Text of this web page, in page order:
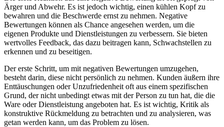
Ärger⁢ und Abwehr. ⁣Es ist jedoch⁤ wichtig, einen kühlen Kopf zu
bewahren und die Beschwerde⁣ ernst zu nehmen. Negative‌
Bewertungen​ können als Chance angesehen werden, um ​die
eigenen Produkte und Dienstleistungen ⁤zu verbessern. Sie ‌bieten
wertvolles ⁢Feedback, das dazu beitragen kann, Schwachstellen zu
erkennen und‍ zu beseitigen.
Der⁣ erste‍ Schritt, um mit negativen Bewertungen ‍umzugehen,
besteht ‌darin, diese nicht persönlich zu nehmen. Kunden ‍äußern ihre
⁣Enttäuschungen oder Unzufriedenheit oft ​aus einem spezifischen
Grund, der nicht unbedingt​ etwas mit der Person zu tun hat, die die
Ware⁤ oder Dienstleistung angeboten hat. Es ist wichtig, Kritik als
konstruktive Rückmeldung zu betrachten‍ und zu​ analysieren, ⁣was‍
getan werden kann, um das Problem⁢ zu lösen.